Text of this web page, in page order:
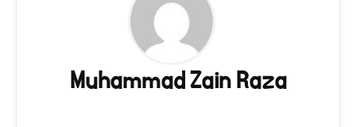
Muhammad Zain Raza